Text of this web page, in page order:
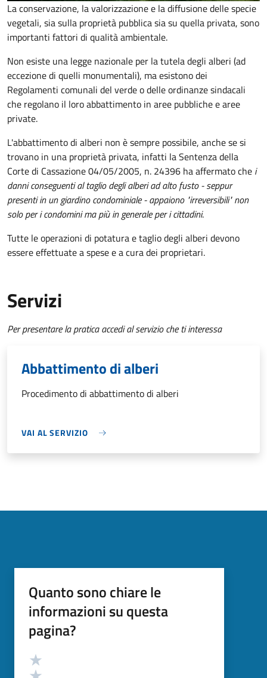
La conservazione, la valorizzazione e la diffusione delle specie
vegetali, sia sulla proprietà pubblica sia su quella privata, sono
importanti fattori di qualità ambientale.
Non esiste una legge nazionale per la tutela degli alberi (ad
eccezione di quelli monumentali), ma esistono dei
Regolamenti comunali del verde o delle ordinanze sindacali
che regolano il loro abbattimento in aree pubbliche e aree
private.
L'abbattimento di alberi non è sempre possibile, anche se si
trovano in una proprietà privata, infatti la Sentenza della
Corte di Cassazione 04/05/2005, n. 24396 ha affermato che i
danni conseguenti al taglio degli alberi ad alto fusto - seppur
presenti in un giardino condominiale - appaiono "irreversibili" non
solo per i condomini ma più in generale per i cittadini.
Tutte le operazioni di potatura e taglio degli alberi devono
essere effettuate a spese e a cura dei proprietari.
Servizi
Per presentare la pratica accedi al servizio che ti interessa
Abbattimento di alberi
Procedimento di abbattimento di alberi
VAI AL SERVIZIO
Quanto sono chiare le
informazioni su questa
pagina?
Valutazione